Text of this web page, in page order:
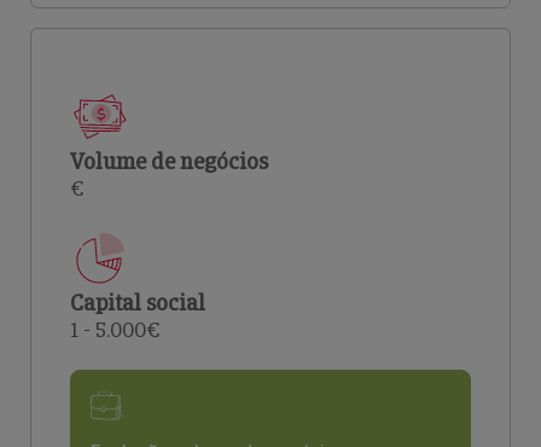
Volume de negócios
€
Capital social
1 - 5.000€